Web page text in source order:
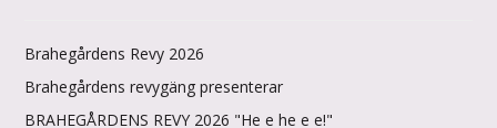
Brahegårdens Revy 2026
Brahegårdens revygäng presenterar
BRAHEGÅRDENS REVY 2026 "He e he e e!"